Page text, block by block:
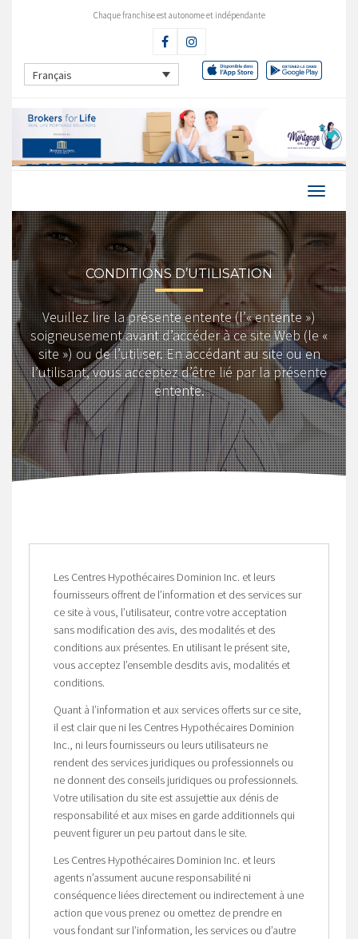
Chaque franchise est autonome et indépendante
Français
CONDITIONS D’UTILISATION
Veuillez lire la présente entente (l’« entente »)
soigneusement avant d’accéder à ce site Web (le «
site ») ou de l’utiliser. En accédant au site ou en
l’utilisant, vous acceptez d’être lié par la présente
entente.
Les Centres Hypothécaires Dominion Inc. et leurs
fournisseurs offrent de l’information et des services sur
ce site à vous, l’utilisateur, contre votre acceptation
sans modification des avis, des modalités et des
conditions aux présentes. En utilisant le présent site,
vous acceptez l’ensemble desdits avis, modalités et
conditions.
Quant à l’information et aux services offerts sur ce site,
il est clair que ni les Centres Hypothécaires Dominion
Inc., ni leurs fournisseurs ou leurs utilisateurs ne
rendent des services juridiques ou professionnels ou
ne donnent des conseils juridiques ou professionnels.
Votre utilisation du site est assujettie aux dénis de
responsabilité et aux mises en garde additionnels qui
peuvent figurer un peu partout dans le site.
Les Centres Hypothécaires Dominion Inc. et leurs
agents n’assument aucune responsabilité ni
conséquence liées directement ou indirectement à une
action que vous prenez ou omettez de prendre en
vous fondant sur l’information, les services ou d’autre